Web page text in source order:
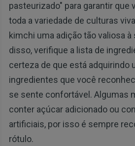
pasteurizado" para garantir que
toda a variedade de culturas
kimchi uma adição tão valiosa à
disso, verifique a lista de
certeza de que está adquirindo
ingredientes que você
se sente confortável. Algumas
conter açúcar adicionado ou
artificiais, por isso é sempre
rótulo.